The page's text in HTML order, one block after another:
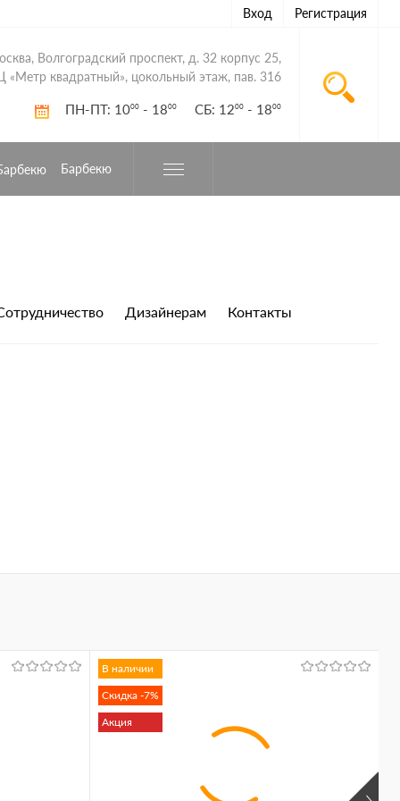
Вход Регистрация
Волгоградский проспект, д. 32 корпус 25,
«Метр квадратный», цокольный этаж, пав. 316
ПН-ПТ: 1000 - 1800 СБ: 1200 - 1800
Барбекю
Дизайнерам Контакты
В наличии
Скидка -7%
Акция